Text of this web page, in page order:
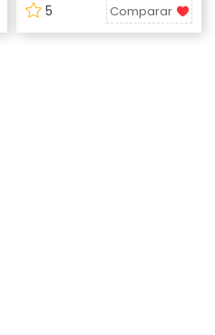
5 Comparar